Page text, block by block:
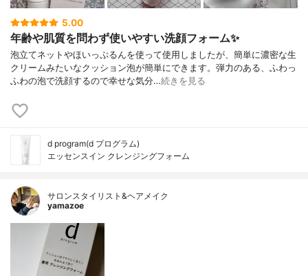
5.00
年齢や肌質を問わず使いやすい洗顔フォーム✨
泡立てネットやほいっぷるんを使って使用しましたが、簡単に濃密な生
クリームみたいなクッション泡が簡単にできます。弾力のある、ふわっ
ふわの泡で洗顔するので幸せな気分…続きを見る
d program(d プログラム)
エッセンスイン クレンジングフォーム
サロンスタイリスト&ヘアメイク
yamazoe